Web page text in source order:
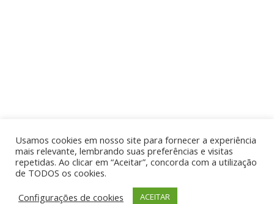
Por aí de Barraca - direitos reservados - Desenvolvido
Usamos cookies em nosso site para fornecer a experiência
mais relevante, lembrando suas preferências e visitas
repetidas. Ao clicar em “Aceitar”, concorda com a utilização
de TODOS os cookies.
Configurações de cookies
ACEITAR